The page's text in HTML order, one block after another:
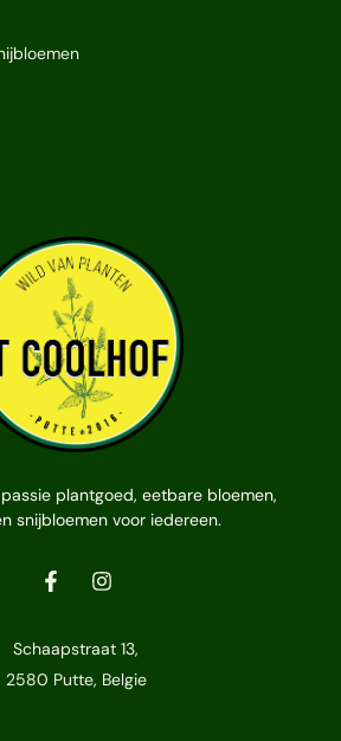
plantgoed, eetbare bloemen,
snijbloemen voor iedereen.
Schaapstraat 13,
2580 Putte, Belgie